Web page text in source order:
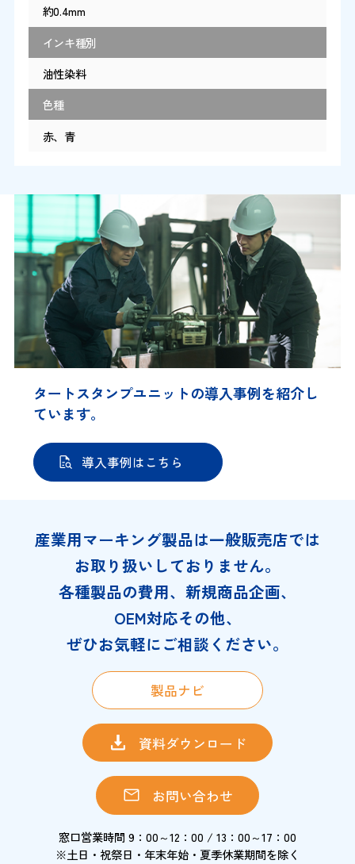
約0.4mm
インキ種別
油性染料
色種
赤、青
タートスタンプユニットの導入事例を紹介し
ています。
導入事例はこちら
産業用マーキング製品は一般販売店では
お取り扱いしておりません。
各種製品の費用、新規商品企画、
OEM対応その他、
ぜひお気軽にご相談ください。
製品ナビ
資料ダウンロード
お問い合わせ
窓口営業時間 9：00～12：00 / 13：00～17：00
※土日・祝祭日・年末年始・夏季休業期間を除く